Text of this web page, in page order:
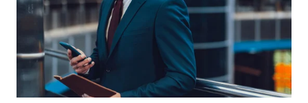
Geschäftsprozesse in einer intuitiven
Bedienoberfläche und optimiert so die
Interaktion zwischen Berater und Kunde